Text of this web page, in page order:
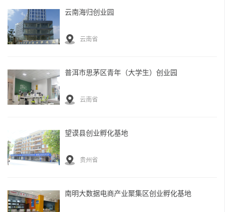
云南海归创业园
云南省
普洱市思茅区青年（大学生）创业园
云南省
望谟县创业孵化基地
贵州省
南明大数据电商产业聚集区创业孵化基地